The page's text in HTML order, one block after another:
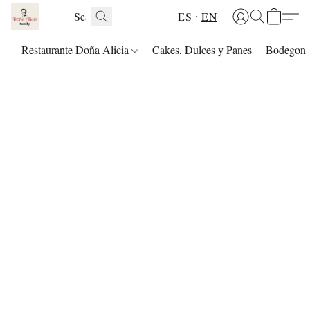
ES EN
Restaurante Doña Alicia Cakes, Dulces y Panes Bodegon